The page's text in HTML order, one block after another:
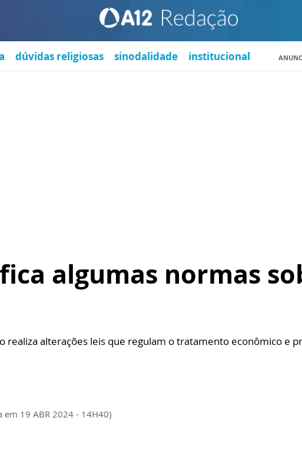
dúvidas religiosas sinodalidade institucional
algumas normas
realiza alterações leis que regulam o tratamento econômico e
em 19 ABR 2024 - 14H40)